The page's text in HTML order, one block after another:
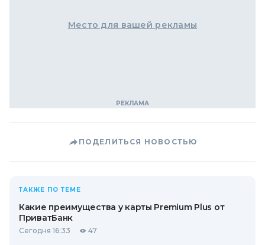
Место для вашей рекламы
ПОДЕЛИТЬСЯ НОВОСТЬЮ
ТАКЖЕ ПО ТЕМЕ
Какие преимущества у карты Premium Plus от
ПриватБанк
Сегодня 16:33 47